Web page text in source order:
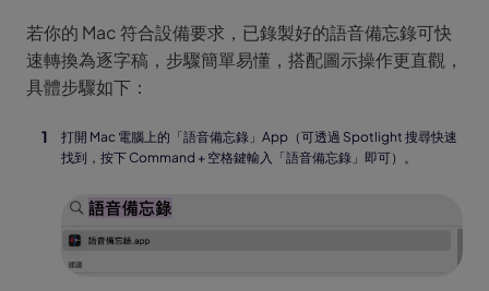
若你的 Mac 符合設備要求，已錄製好的語音備忘錄可快
速轉換為逐字稿，步驟簡單易懂，搭配圖示操作更直觀，
具體步驟如下：
打開 Mac 電腦上的「語音備忘錄」App（可透過 Spotlight 搜尋快速
找到，按下 Command + 空格鍵輸入「語音備忘錄」即可）。